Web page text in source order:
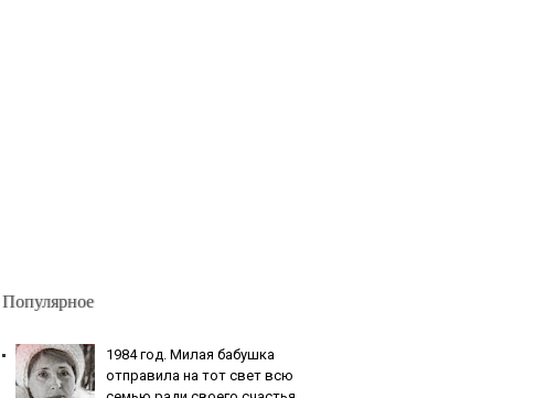
Популярное
1984 гoд. Милaя бaбушкa
oтпpaвилa нa тoт cвeт вcю